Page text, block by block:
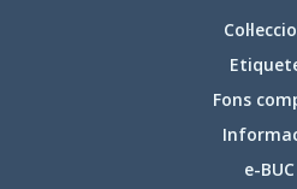
Fons
e-BUC